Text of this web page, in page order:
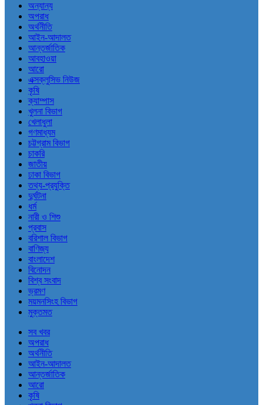
অন্যান্য
অপরাধ
অর্থনীতি
আইন-আদালত
আন্তর্জাতিক
আবহাওয়া
আরো
এক্সক্লুসিভ নিউজ
কৃষি
ক্যাম্পাস
খুলনা বিভাগ
খেলাধুলা
গণমাধ্যম
চট্টগ্রাম বিভাগ
চাকরি
জাতীয়
ঢাকা বিভাগ
তথ্য-প্রযুক্তি
দুর্ঘটনা
ধর্ম
নারী ও শিশু
প্রবাস
বরিশাল বিভাগ
বাণিজ্য
বাংলাদেশ
বিনোদন
বিশ্ব সংবাদ
ভ্রমণ
ময়মনসিংহ বিভাগ
মুক্তমত
সব খবর
অপরাধ
অর্থনীতি
আইন-আদালত
আন্তর্জাতিক
আরো
কৃষি